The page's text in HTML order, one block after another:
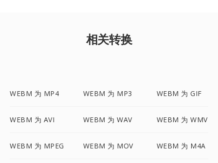
相关转换
WEBM 为 MP4 WEBM 为 MP3 WEBM 为 GIF
WEBM 为 AVI WEBM 为 WAV WEBM 为 WMV
WEBM 为 MPEG WEBM 为 MOV WEBM 为 M4A